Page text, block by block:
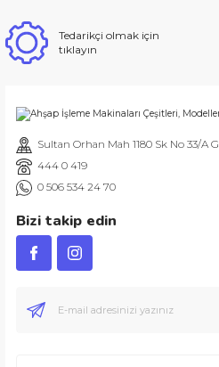
Tedarikçi olmak için
tıklayın
Sultan Orhan Mah 1180 Sk No 33/A
444 0 419
0 506 534 24 70
Bizi takip edin